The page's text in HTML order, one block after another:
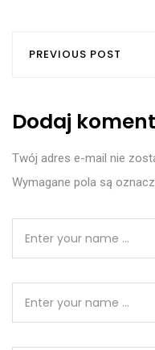
PREVIOUS POST
Dodaj
Twój adres e-mail nie
Wymagane pola są